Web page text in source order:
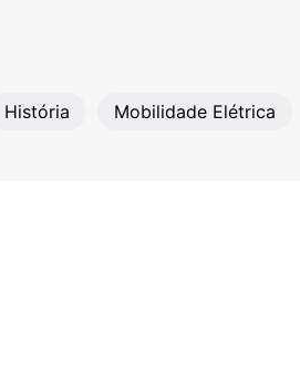
História Mobilidade Elétrica